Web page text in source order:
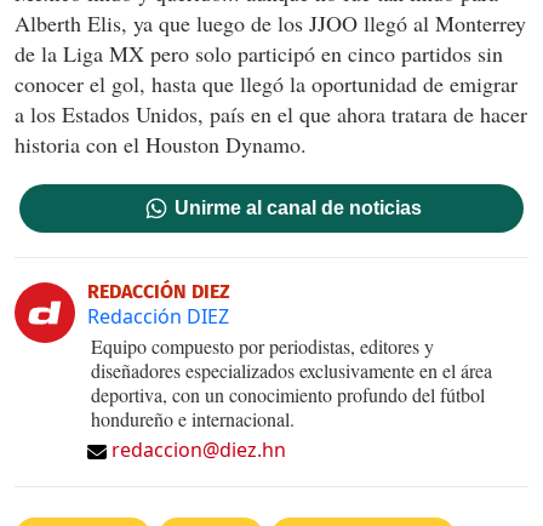
Alberth Elis, ya que luego de los JJOO llegó al Monterrey
de la Liga MX pero solo participó en cinco partidos sin
conocer el gol, hasta que llegó la oportunidad de emigrar
a los Estados Unidos, país en el que ahora tratara de hacer
historia con el Houston Dynamo.
Unirme al canal de noticias
REDACCIÓN DIEZ
Redacción DIEZ
Equipo compuesto por periodistas, editores y
diseñadores especializados exclusivamente en el área
deportiva, con un conocimiento profundo del fútbol
hondureño e internacional.
redaccion@diez.hn